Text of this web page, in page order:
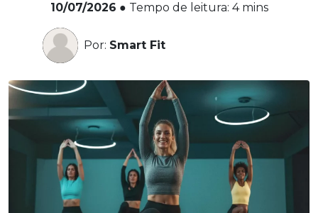
10/07/2026 ● Tempo de leitura: 4 mins
Por: Smart Fit